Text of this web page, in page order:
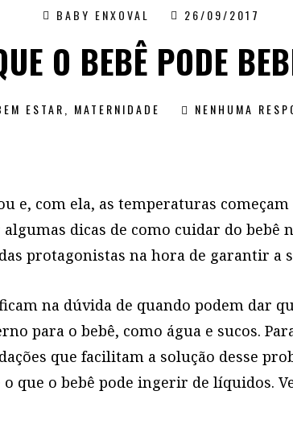
BABY ENXOVAL 26/09/2017
O BEBÊ PODE
ESTAR MATERNIDADE NENHUMA
e, com ela, as temperaturas começam
dicas de como cuidar do bebê
protagonistas na hora de garantir a
na dúvida de quando podem dar
para o bebê, como água e sucos.
que facilitam a solução desse
que o bebê pode ingerir de líquidos.